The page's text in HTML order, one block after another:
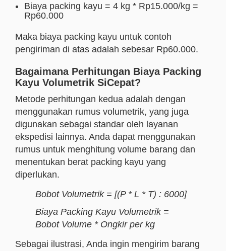
Biaya packing kayu = 4 kg * Rp15.000/kg =
Rp60.000
Maka biaya packing kayu untuk contoh
pengiriman di atas adalah sebesar Rp60.000.
Bagaimana Perhitungan Biaya Packing
Kayu Volumetrik SiCepat?
Metode perhitungan kedua adalah dengan
menggunakan rumus volumetrik, yang juga
digunakan sebagai standar oleh layanan
ekspedisi lainnya. Anda dapat menggunakan
rumus untuk menghitung volume barang dan
menentukan berat packing kayu yang
diperlukan.
Bobot Volumetrik = [(P * L * T) : 6000]
Biaya Packing Kayu Volumetrik =
Bobot Volume * Ongkir per kg
Sebagai ilustrasi, Anda ingin mengirim barang